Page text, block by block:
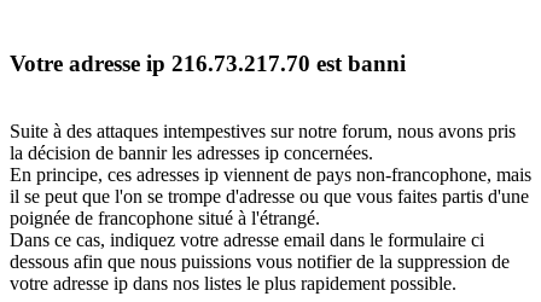
Votre adresse ip 216.73.217.70 est banni
Suite à des attaques intempestives sur notre forum, nous avons pris
la décision de bannir les adresses ip concernées.
En principe, ces adresses ip viennent de pays non-francophone, mais
il se peut que l'on se trompe d'adresse ou que vous faites partis d'une
poignée de francophone situé à l'étrangé.
Dans ce cas, indiquez votre adresse email dans le formulaire ci
dessous afin que nous puissions vous notifier de la suppression de
votre adresse ip dans nos listes le plus rapidement possible.